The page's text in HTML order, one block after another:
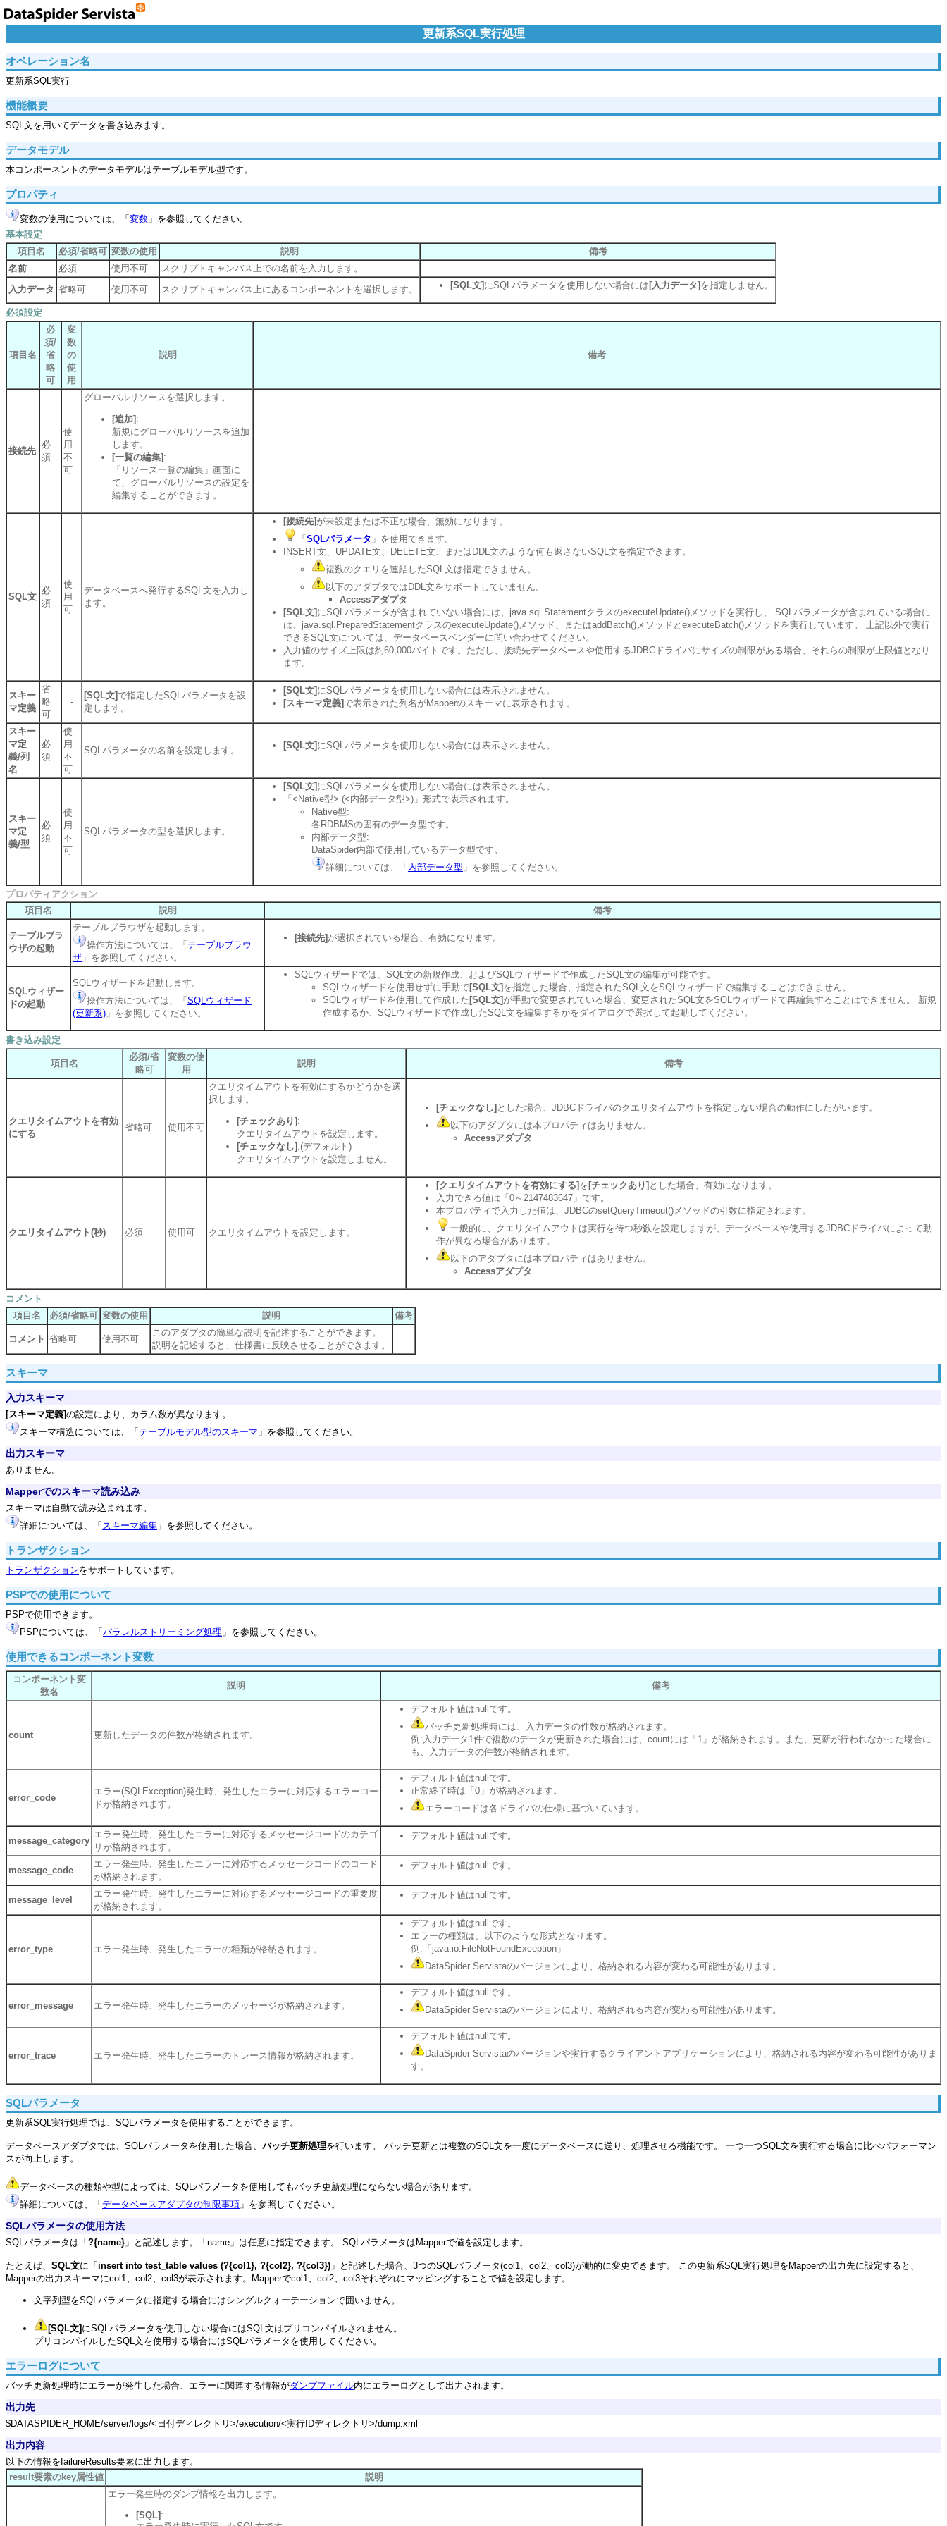
更新系SQL実行処理
オペレーション名
更新系SQL実行
機能概要
SQL文を用いてデータを書き込みます。
データモデル
本コンポーネントのデータモデルはテーブルモデル型です。
プロパティ
変数の使用については、「 変数 」を参照してください。
基本設定
項目名
必須/省略可 変数の使用 説明
備考
名前
必須 使用不可
スクリプトキャンバス上での名前を入力します。
入力データ 省略可 使用不可 スクリプトキャンバス上にあるコンポーネントを選択します。 [SQL文] にSQLパラメータを使用しない場合には [入力データ] を指定しません。
必須設定
項目名
必
須/
省
略
可
変
数
の
使
用
説明 備考
接続先
必
須
使
用
不
可
グローバルリソースを選択します。
[追加] :
新規にグローバルリソースを追加
します。
[一覧の編集] :
「リソース一覧の編集」画面に
て、グローバルリソースの設定を
編集することができます。
SQL文
必
須
使
用
可
データベースへ発行するSQL文を入力し
ます。
[接続先] が未設定または不正な場合、無効になります。
「 SQLパラメータ 」を使用できます。
INSERT文、UPDATE文、DELETE文、またはDDL文のような何も返さないSQL文を指定できます。
複数のクエリを連結したSQL文は指定できません。
以下のアダプタではDDL文をサポートしていません。
Accessアダプタ
[SQL文] にSQLパラメータが含まれていない場合には、java.sql.StatementクラスのexecuteUpdate()メソッドを実行し、 SQLパラメータが含まれている場合に
は、java.sql.PreparedStatementクラスのexecuteUpdate()メソッド、またはaddBatch()メソッドとexecuteBatch()メソッドを実行しています。 上記以外で実行
できるSQL文については、データベースベンダーに問い合わせてください。
入力値のサイズ上限は約60,000バイトです。ただし、接続先データベースや使用するJDBCドライバにサイズの制限がある場合、それらの制限が上限値となり
ます。
スキー
マ定義
省
略
可
-
[SQL文] で指定したSQLパラメータを設
定します。
[SQL文] にSQLパラメータを使用しない場合には表示されません。
[スキーマ定義] で表示された列名がMapperのスキーマに表示されます。
スキー
マ定
義/列
名
必
須
使
用
不
可
SQLパラメータの名前を設定します。 [SQL文] にSQLパラメータを使用しない場合には表示されません。
スキー
マ定
義/型
必
須
使
用
不
可
SQLパラメータの型を選択します。
[SQL文] にSQLパラメータを使用しない場合には表示されません。
「<Native型> (<内部データ型>)」形式で表示されます。
Native型:
各RDBMSの固有のデータ型です。
内部データ型:
DataSpider内部で使用しているデータ型です。
詳細については、「 内部データ型 」を参照してください。
プロパティアクション
項目名
説明 備考
テーブルブラ
ウザの起動
テーブルブラウザを起動します。
操作方法については、「 テーブルブラウ
ザ 」を参照してください。
[接続先] が選択されている場合、有効になります。
SQLウィザー
ドの起動
SQLウィザードを起動します。
操作方法については、「 SQLウィザード
(更新系) 」を参照してください。
SQLウィザードでは、SQL文の新規作成、およびSQLウィザードで作成したSQL文の編集が可能です。
SQLウィザードを使用せずに手動で[SQL文] を指定した場合、指定されたSQL文をSQLウィザードで編集することはできません。
SQLウィザードを使用して作成した [SQL文] が手動で変更されている場合、変更されたSQL文をSQLウィザードで再編集することはできません。 新規
作成するか、SQLウィザードで作成したSQL文を編集するかをダイアログで選択して起動してください。
書き込み設定
項目名
必須/省
略可
変数の使
用
説明 備考
クエリタイムアウトを有効
にする
省略可 使用不可
クエリタイムアウトを有効にするかどうかを選
択します。
[チェックあり] :
クエリタイムアウトを設定します。
[チェックなし] :(デフォルト)
クエリタイムアウトを設定しません。
[チェックなし] とした場合、JDBCドライバのクエリタイムアウトを指定しない場合の動作にしたがいます。
以下のアダプタには本プロパティはありません。
Accessアダプタ
クエリタイムアウト(秒) 必須 使用可 クエリタイムアウトを設定します。
[クエリタイムアウトを有効にする] を [チェックあり] とした場合、有効になります。
入力できる値は「0～2147483647」です。
本プロパティで入力した値は、JDBCのsetQueryTimeout()メソッドの引数に指定されます。
一般的に、クエリタイムアウトは実行を待つ秒数を設定しますが、データベースや使用するJDBCドライバによって動
作が異なる場合があります。
以下のアダプタには本プロパティはありません。
Accessアダプタ
コメント
項目名
必須/省略可 変数の使用 説明 備考
コメント 省略可 使用不可
このアダプタの簡単な説明を記述することができます。
説明を記述すると、仕様書に反映させることができます。
スキーマ
入力スキーマ
[スキーマ定義]の設定により、カラム数が異なります。
スキーマ構造については、「 テーブルモデル型のスキーマ 」を参照してください。
出力スキーマ
ありません。
Mapperでのスキーマ読み込み
スキーマは自動で読み込まれます。
詳細については、「 スキーマ編集 」を参照してください。
トランザクション
トランザクションをサポートしています。
PSPでの使用について
PSPで使用できます。
PSPについては、「 パラレルストリーミング処理 」を参照してください。
使用できるコンポーネント変数
コンポーネント変
数名
説明 備考
count 更新したデータの件数が格納されます。
デフォルト値はnullです。
バッチ更新処理時には、入力データの件数が格納されます。
例:入力データ1件で複数のデータが更新された場合には、countには「1」が格納されます。また、更新が行われなかった場合に
も、入力データの件数が格納されます。
error_code
エラー(SQLException)発生時、発生したエラーに対応するエラーコー
ドが格納されます。
デフォルト値はnullです。
正常終了時は「0」が格納されます。
エラーコードは各ドライバの仕様に基づいています。
message_category
エラー発生時、発生したエラーに対応するメッセージコードのカテゴ
リが格納されます。
デフォルト値はnullです。
message_code
エラー発生時、発生したエラーに対応するメッセージコードのコード
が格納されます。
デフォルト値はnullです。
message_level
エラー発生時、発生したエラーに対応するメッセージコードの重要度
が格納されます。
デフォルト値はnullです。
error_type エラー発生時、発生したエラーの種類が格納されます。
デフォルト値はnullです。
エラーの種類は、以下のような形式となります。
例:「java.io.FileNotFoundException」
DataSpider Servistaのバージョンにより、格納される内容が変わる可能性があります。
error_message エラー発生時、発生したエラーのメッセージが格納されます。
デフォルト値はnullです。
DataSpider Servistaのバージョンにより、格納される内容が変わる可能性があります。
error_trace エラー発生時、発生したエラーのトレース情報が格納されます。
デフォルト値はnullです。
DataSpider Servistaのバージョンや実行するクライアントアプリケーションにより、格納される内容が変わる可能性がありま
す。
SQLパラメータ
更新系SQL実行処理では、SQLパラメータを使用することができます。
データベースアダプタでは、SQLパラメータを使用した場合、 バッチ更新処理を行います。 バッチ更新とは複数のSQL文を一度にデータベースに送り、処理させる機能です。 一つ一つSQL文を実行する場合に比べパフォーマン
スが向上します。
データベースの種類や型によっては、SQLパラメータを使用してもバッチ更新処理にならない場合があります。
詳細については、「 データベースアダプタの制限事項 」を参照してください。
SQLパラメータの使用方法
SQLパラメータは「 ?{name} 」と記述します。「name」は任意に指定できます。 SQLパラメータはMapperで値を設定します。
たとえば、 SQL文に「 insert into test_table values (?{col1}, ?{col2}, ?{col3}) 」と記述した場合、3つのSQLパラメータ(col1、col2、col3)が動的に変更できます。 この更新系SQL実行処理をMapperの出力先に設定すると、
Mapperの出力スキーマにcol1、col2、col3が表示されます。Mapperでcol1、col2、col3それぞれにマッピングすることで値を設定します。
文字列型をSQLパラメータに指定する場合にはシングルクォーテーションで囲いません。
[SQL文] にSQLパラメータを使用しない場合にはSQL文はプリコンパイルされません。
プリコンパイルしたSQL文を使用する場合にはSQLパラメータを使用してください。
エラーログについて
バッチ更新処理時にエラーが発生した場合、エラーに関連する情報がダンプファイル内にエラーログとして出力されます。
出力先
$DATASPIDER_HOME/server/logs/<日付ディレクトリ>/execution/<実行IDディレクトリ>/dump.xml
出力内容
以下の情報をfailureResults要素に出力します。
result要素のkey属性値
説明
エラー発生時のダンプ情報を出力します。
[SQL] :